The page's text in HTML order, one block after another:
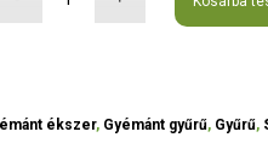
ékszer, Gyémánt gyűrű, Gyűrű,